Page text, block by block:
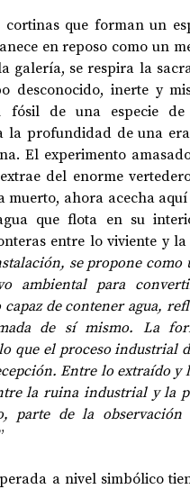
cortinas que forman un
en reposo como un
galería, se respira la
desconocido, inerte y
la profundidad de una
El experimento
del enorme
muerto, ahora acecha
que flota en su
entre lo viviente y
se propone
ambiental para
de contener agua,
de sí mismo. La
que el proceso industrial
Entre lo extraído y
la ruina industrial y la
parte de la
a nivel simbólico